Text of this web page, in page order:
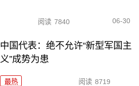
阅读 7840 06-30
中国代表：绝不允许“新型军国主
义”成势为患
最热 阅读 8719